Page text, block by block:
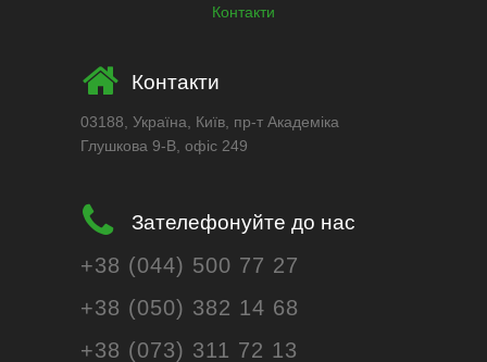
Контакти
Контакти
03188, Україна, Київ, пр-т Академіка
Глушкова 9-В, офіс 249
Зателефонуйте до нас
+38 (044) 500 77 27
+38 (050) 382 14 68
+38 (073) 311 72 13